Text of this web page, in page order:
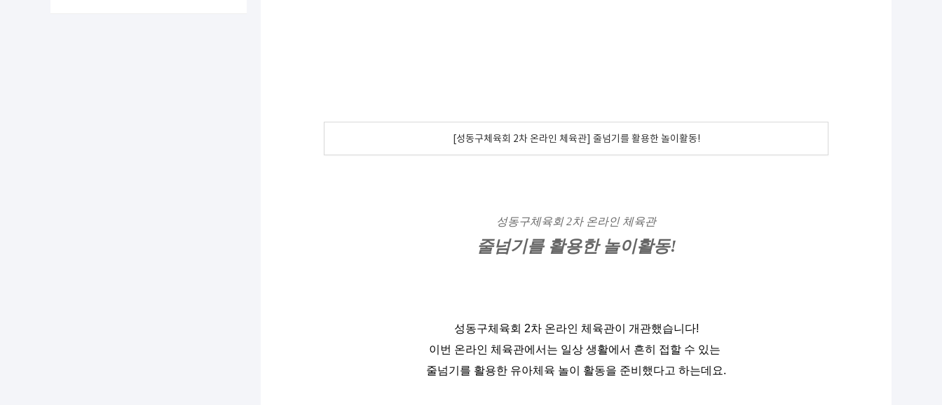
[성동구체육회 2차 온라인 체육관] 줄넘기를 활용한 놀이활동!
성동구체육회 2차 온라인 체육관
줄넘기를 활용한 놀이활동!
성동구체육회 2차 온라인 체육관이 개관했습니다!
이번 온라인 체육관에서는 일상 생활에서 흔히 접할 수 있는
줄넘기를 활용한 유아체육 놀이 활동을 준비했다고 하는데요.